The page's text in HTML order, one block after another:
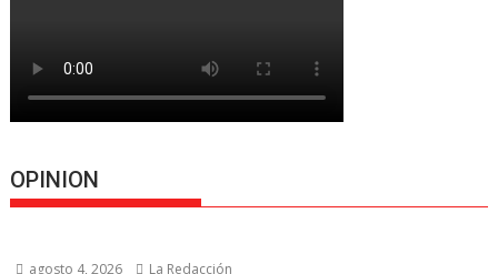
OPINION
agosto 4, 2026 La Redacción